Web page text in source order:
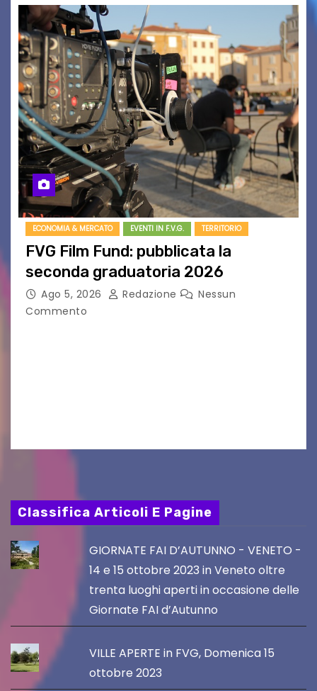
ECONOMIA & MERCATO EVENTI IN F.V.G. TERRITORIO
FVG Film Fund: pubblicata la
seconda graduatoria 2026
Ago 5, 2026 Redazione
Nessun
Commento
Classifica Articoli E Pagine
GIORNATE FAI D’AUTUNNO - VENETO -
14 e 15 ottobre 2023 in Veneto oltre
trenta luoghi aperti in occasione delle
Giornate FAI d’Autunno
VILLE APERTE in FVG, Domenica 15
ottobre 2023